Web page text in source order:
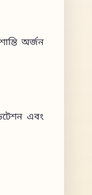
অর্জন
এবং